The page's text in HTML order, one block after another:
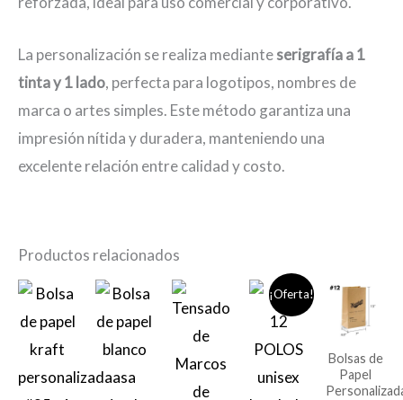
La personalización se realiza medianteserigrafía a 1
tinta y 1 lado, perfecta para logotipos, nombres de
marca o artes simples. Este método garantiza una
impresión nítida y duradera, manteniendo una
excelente relación entre calidad y costo.
Productos relacionados
¡Oferta!
Bolsas de
Papel